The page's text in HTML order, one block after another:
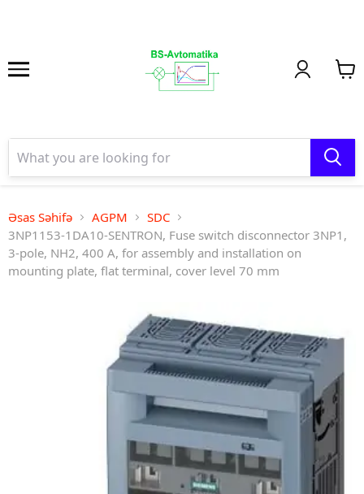
Əsas Səhifə AGPM
SDC
3NP1153-1DA10-SENTRON, Fuse switch disconnector 3NP1,
3-pole, NH2, 400 A, for assembly and installation on
mounting plate, flat terminal, cover level 70 mm